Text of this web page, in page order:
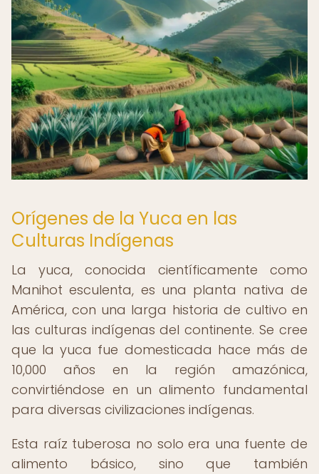
Orígenes de la Yuca en las
Culturas Indígenas
La yuca, conocida científicamente como
Manihot esculenta, es una planta nativa de
América, con una larga historia de cultivo en
las culturas indígenas del continente. Se cree
que la yuca fue domesticada hace más de
10,000 años en la región amazónica,
convirtiéndose en un alimento fundamental
para diversas civilizaciones indígenas.
Esta raíz tuberosa no solo era una fuente de
alimento básico, sino que también